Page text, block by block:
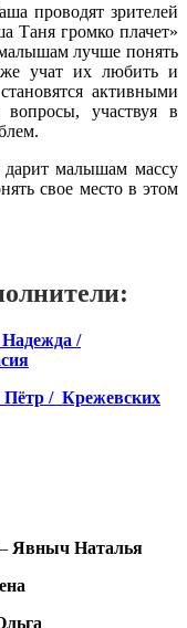
проводят зрителей
Таня громко плачет»
лучше понять
учат их любить и
активными
вопросы, участвуя в
малышам массу
свое место в этом
/
Пётр / Крежевских
Явныч Наталья